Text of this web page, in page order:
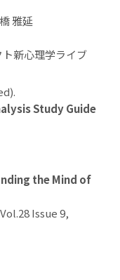
雅延
新心理学ライブ
Study Guide
the Mind of
Issue 9,